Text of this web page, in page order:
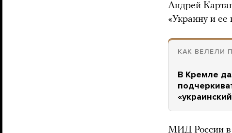
Андрей
«Украину и ее
КАК ВЕЛЕЛИ
В Кремле
МИД России в